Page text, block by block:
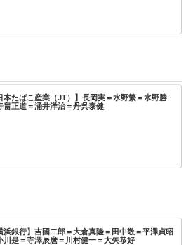
本たばこ産業（JT）】長岡実＝水野繁＝水野勝
畠正道＝涌井洋治＝丹呉泰健
浜銀行】吉國二郎＝大倉真隆＝田中敬＝平澤貞昭
川是＝寺澤辰麿＝川村健一＝大矢恭好